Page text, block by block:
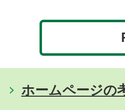
ホームページの